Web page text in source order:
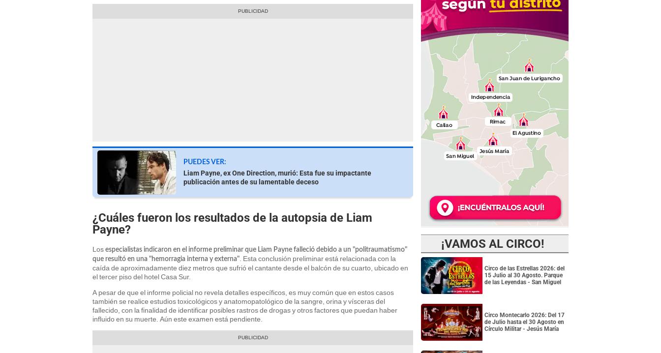
PUEDES VER:
Liam Payne, ex One Direction, murió: Esta fue su impactante
publicación antes de su lamentable deceso
¿Cuáles fueron los resultados de la autopsia de Liam
Payne?
Los especialistas indicaron en el informe preliminar que Liam Payne falleció debido a un "politraumatismo"
que resultó en una "hemorragia interna y externa". Esta conclusión preliminar está relacionada con la
caída de aproximadamente diez metros que sufrió el cantante desde el balcón de su cuarto, ubicado en
el tercer piso del hotel Casa Sur.
A pesar de que el informe policial no revela detalles específicos, es muy común que en estos casos
también se realice estudios toxicológicos y anatomopatológico de la sangre, orina y vísceras del
fallecido, con la finalidad de identificar posibles rastros de drogas y otros factores que puedan haber
influido en su muerte. Aún este examen está pendiente.
¡VAMOS AL CIRCO!
Circo de las Estrellas 2026: del
15 Julio al 30 Agosto. Parque
de las Leyendas - San Miguel
Circo Montecarlo 2026: Del 17
de Julio hasta el 30 Agosto en
Círculo Militar - Jesús María